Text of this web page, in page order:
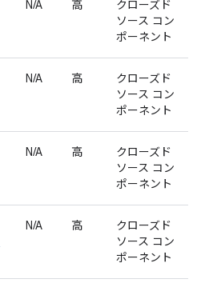
N/A 高
クローズド
ソース コン
ポーネント
N/A 高
クローズド
ソース コン
ポーネント
N/A 高
クローズド
ソース コン
ポーネント
N/A 高
クローズド
ソース コン
ポーネント